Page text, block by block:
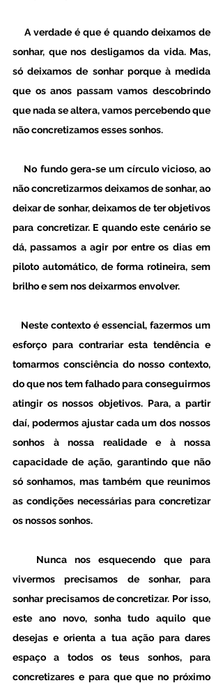
sonhar, que nos desligamos da vida. Mas,
só deixamos de sonhar porque à medida
que os anos passam vamos descobrindo
que nada se altera, vamos percebendo que
não concretizamos esses sonhos.
não concretizarmos deixamos de sonhar, ao
deixar de sonhar, deixamos de ter objetivos
para concretizar. E quando este cenário se
dá, passamos a agir por entre os dias em
piloto automático, de forma rotineira, sem
brilho e sem nos deixarmos envolver.
esforço para contrariar esta tendência e
tomarmos consciência do nosso contexto,
do que nos tem falhado para conseguirmos
atingir os nossos objetivos. Para, a partir
daí, podermos ajustar cada um dos nossos
sonhos à nossa realidade e à nossa
capacidade de ação, garantindo que não
só sonhamos, mas também que reunimos
as condições necessárias para concretizar
os nossos sonhos.
vivermos precisamos de sonhar, para
sonhar precisamos de concretizar. Por isso,
este ano novo, sonha tudo aquilo que
desejas e orienta a tua ação para dares
espaço a todos os teus sonhos, para
concretizares e para que que no próximo